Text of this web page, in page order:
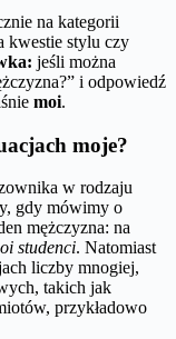
na kategorii
kwestie stylu czy
jeśli można
i odpowiedź
moi.
moje?
w rodzaju
gdy mówimy o
mężczyzna: na
studenci. Natomiast
liczby mnogiej,
takich jak
przykładowo